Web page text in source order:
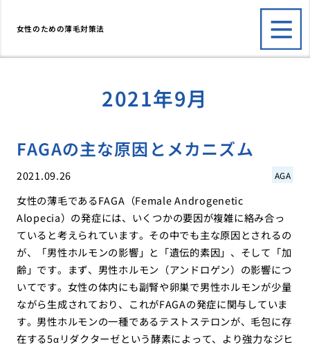
女性のための薄毛対策法
2021年9月
FAGAの主な原因とメカニズム
2021.09.26 AGA
女性の薄毛であるFAGA（Female Androgenetic
Alopecia）の発症には、いくつかの要因が複雑に絡み合っ
ていると考えられています。その中でも主な原因とされるの
が、「男性ホルモンの影響」と「遺伝的素因」、そして「加
齢」です。まず、男性ホルモン（アンドロゲン）の影響につ
いてです。女性の体内にも副腎や卵巣で男性ホルモンが少量
ながら生成されており、これがFAGAの発症に関与していま
す。男性ホルモンの一種であるテストステロンが、毛包に存
在する5αリダクターゼという酵素によって、より強力なジヒ